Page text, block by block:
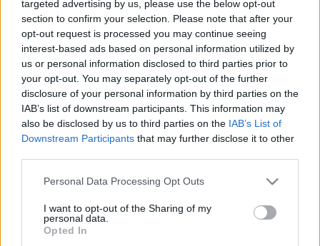
targeted advertising by us, please use the below opt-out
section to confirm your selection. Please note that after your
opt-out request is processed you may continue seeing
interest-based ads based on personal information utilized by
us or personal information disclosed to third parties prior to
your opt-out. You may separately opt-out of the further
disclosure of your personal information by third parties on the
IAB’s list of downstream participants. This information may
also be disclosed by us to third parties on the IAB’s List of
Downstream Participants that may further disclose it to other
Please note that this website/app uses one or more Google
not limited to your visit or usage behaviour. You may click to
grant or deny consent to Google and its third-party tags to
use your data for below specified purposes in below Google
Personal Data Processing Opt Outs
I want to opt-out of the Sharing of my
personal data.
Opted In
Kecskeméten is szakirányú
továbbképzésekkel erősít a Gál Ferenc
Egyetem
Országos hírek
A lakosságra is fontos szerep hárul a
szúnyoginvázió elkerülésében
HÍRDETÉS